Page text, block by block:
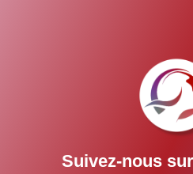
Suivez-nous